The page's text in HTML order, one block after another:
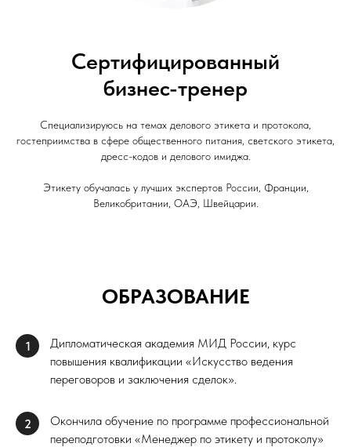
Сертифицированный
бизнес-тренер
Специализируюсь на темах делового этикета и протокола,
гостеприимства в сфере общественного питания, светского этикета,
дресс-кодов и делового имиджа.
Этикету обучалась у лучших экспертов России, Франции,
Великобритании, ОАЭ, Швейцарии.
ОБРАЗОВАНИЕ
1
Дипломатическая академия МИД России, курс
повышения квалификации «Искусство ведения
переговоров и заключения сделок».
2
Окончила обучение по программе профессиональной
переподготовки «Менеджер по этикету и протоколу»